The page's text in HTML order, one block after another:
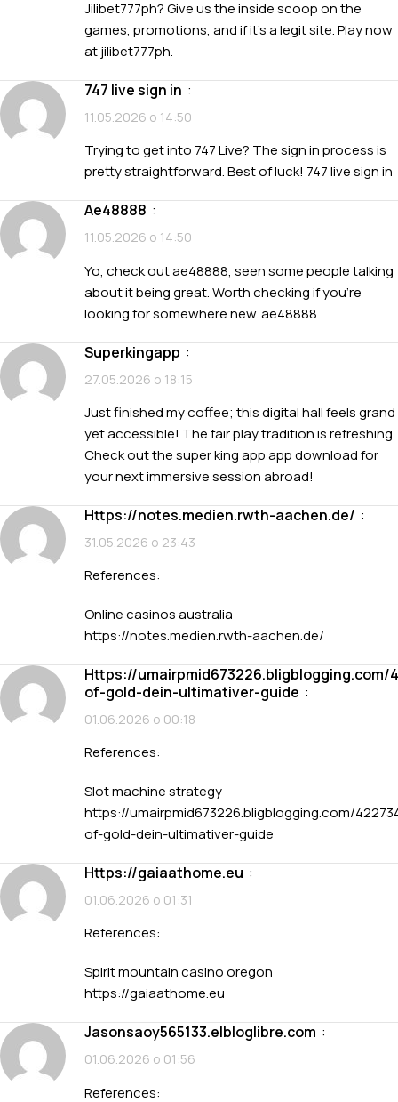
Jilibet777ph? Give us the inside scoop on the
games, promotions, and if it’s a legit site. Play now
atjilibet777ph.
747 live sign in :
11.05.2026 о 14:50
Trying to get into 747 Live? The sign in process is
pretty straightforward. Best of luck! 747 live sign in
ae48888 :
11.05.2026 о 14:50
Yo, check out ae48888, seen some people talking
about it being great. Worth checking if you’re
looking for somewhere new.ae48888
superkingapp :
27.05.2026 о 18:15
Just finished my coffee; this digital hall feels grand
yet accessible! The fair play tradition is refreshing.
Check out thesuper king app app downloadfor
your next immersive session abroad!
https://notes.medien.rwth-aachen.de/ :
31.05.2026 о 23:43
References:
Online casinos australia
https://notes.medien.rwth-aachen.de/
https://umairpmid673226.bligblogging.com/42273427/casino-
of-gold-dein-ultimativer-guide :
01.06.2026 о 00:18
References:
Slot machine strategy
https://umairpmid673226.bligblogging.com/
of-gold-dein-ultimativer-guide
https://gaiaathome.eu :
01.06.2026 о 01:31
References:
Spirit mountain casino oregon
https://gaiaathome.eu
jasonsaoy565133.elbloglibre.com :
01.06.2026 о 01:56
References: